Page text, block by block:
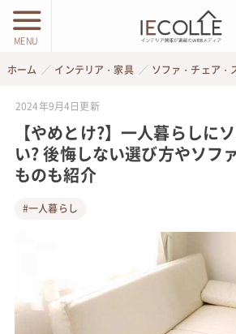
MENU
ホーム インテリア・家具 ソファ・チェア・
2024年9月4日更新
【やめとけ?】一人暮らしに
い? 後悔しない選び方やソフ
ものも紹介
#一人暮らし